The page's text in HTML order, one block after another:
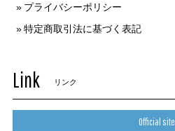
プライバシーポリシー
特定商取引法に基づく表記
Link リンク
Official site